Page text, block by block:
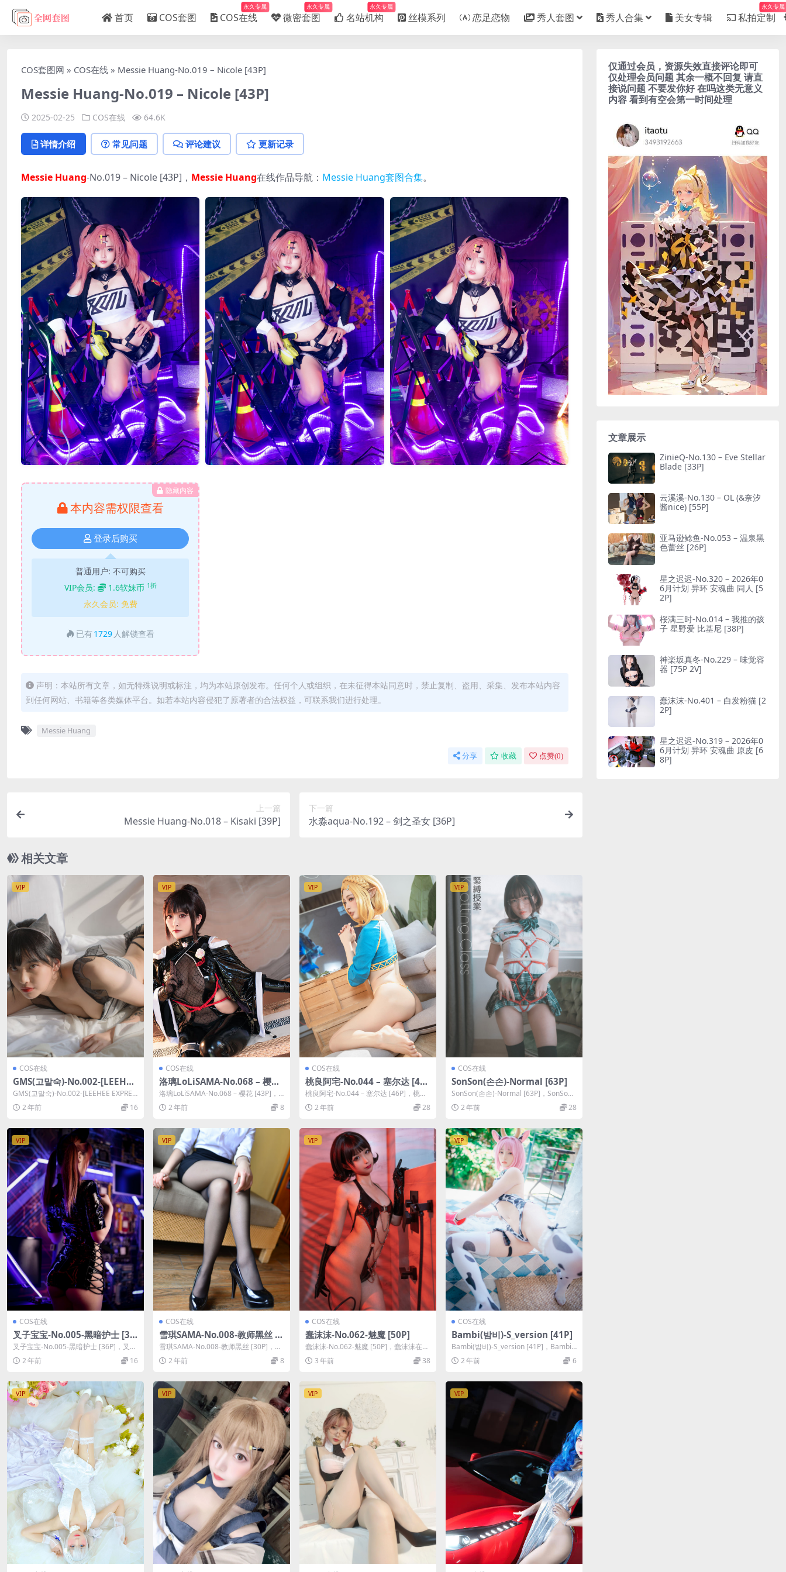
首页 COS套图 COS在线
永久专属
微密套图
永久专属
名站机构
永久专属
丝模系列 恋足恋物 秀人套图 秀人合集 美女专辑 私拍定制
永久专属
COS套图网 » COS在线 » Messie Huang-No.019 – Nicole [43P]
Messie Huang-No.019 – Nicole [43P]
2025-02-25 COS在线 64.6K
详情介绍 常见问题 评论建议 更新记录
Messie Huang-No.019 – Nicole [43P]， Messie Huang在线作品导航： Messie Huang套图合集。
隐藏内容
本内容需权限查看
登录后购买
普通用户: 不可购买
VIP会员:
1.6软妹币 1折
永久会员: 免费
已有 1729 人解锁查看
声明：本站所有文章，如无特殊说明或标注，均为本站原创发布。任何个人或组织，在未征得本站同意时，禁止复制、盗用、采集、发布本站内容
到任何网站、书籍等各类媒体平台。如若本站内容侵犯了原著者的合法权益，可联系我们进行处理。
Messie Huang
分享 收藏 点赞(0)
上一篇
Messie Huang-No.018 – Kisaki [39P]
下一篇
水淼aqua-No.192 – 剑之圣女 [36P]
相关文章
VIP
COS在线
GMS(고말숙)-No.002-[LEEHEE
EXPRESS] LEBE-013 [40P]
GMS(고말숙)-No.002-[LEEHEE EXPRES
S] LEBE-01...
2 年前 16
VIP
COS在线
洛璃LoLiSAMA-No.068 – 樱花
[43P]
洛璃LoLiSAMA-No.068 – 樱花 [43P]，
洛璃LoLiSAMA在...
2 年前 8
VIP
COS在线
桃良阿宅-No.044 – 塞尔达 [46
P]
桃良阿宅-No.044 – 塞尔达 [46P]，桃良
阿宅在线作品导航：桃良阿宅套...
2 年前 28
VIP
COS在线
SonSon(손손)-Normal [63P]
SonSon(손손)-Normal [63P]，SonSon
(손손)在线作品导航...
2 年前 28
VIP
COS在线
叉子宝宝-No.005-黑暗护士 [36
P]
叉子宝宝-No.005-黑暗护士 [36P]，叉子
宝宝在线作品导航：叉子宝宝套图...
2 年前 16
VIP
COS在线
雪琪SAMA-No.008-教师黑丝 [3
0P]
雪琪SAMA-No.008-教师黑丝 [30P]，雪
琪SAMA在线作品导航：雪琪...
2 年前 8
VIP
COS在线
蠢沫沫-No.062-魅魔 [50P]
蠢沫沫-No.062-魅魔 [50P]，蠢沫沫在线
作品导航：蠢沫沫套图合集。
3 年前 38
VIP
COS在线
Bambi(밤비)-S_version [41P]
Bambi(밤비)-S_version [41P]，Bambi
(밤비)在线作品导...
2 年前 6
VIP VIP VIP VIP
仅通过会员，资源失效直接评论即可
仅处理会员问题 其余一概不回复 请直
接说问题 不要发你好 在吗这类无意义
内容 看到有空会第一时间处理
文章展示
ZinieQ-No.130 – Eve Stellar
Blade [33P]
云溪溪-No.130 – OL (&奈汐
酱nice) [55P]
亚马逊鲶鱼-No.053 – 温泉黑
色蕾丝 [26P]
星之迟迟-No.320 – 2026年0
6月计划 异环 安魂曲 同人 [5
2P]
桜满三时-No.014 – 我推的孩
子 星野爱 比基尼 [38P]
神楽坂真冬-No.229 – 味觉容
器 [75P 2V]
蠢沫沫-No.401 – 白发粉猫 [2
2P]
星之迟迟-No.319 – 2026年0
6月计划 异环 安魂曲 原皮 [6
8P]